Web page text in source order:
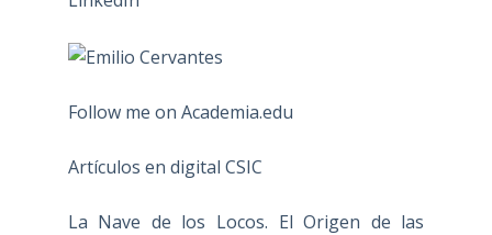
Follow me on Academia.edu
Artículos en digital CSIC
La Nave de los Locos. El Origen de las